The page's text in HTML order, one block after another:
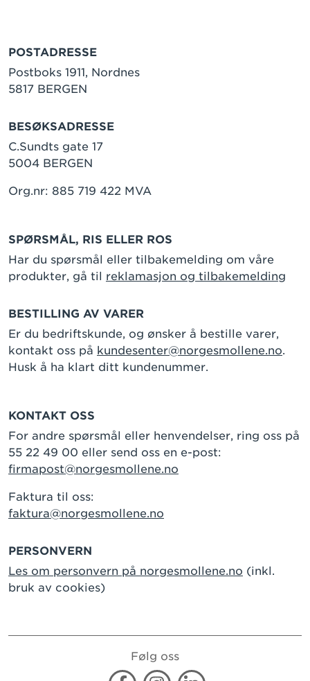
POSTADRESSE
Postboks 1911, Nordnes
5817 BERGEN
BESØKSADRESSE
C.Sundts gate 17
5004 BERGEN
Org.nr: 885 719 422 MVA
SPØRSMÅL, RIS ELLER ROS
Har du spørsmål eller tilbakemelding om våre
produkter, gå til reklamasjon og tilbakemelding
BESTILLING AV VARER
Er du bedriftskunde, og ønsker å bestille varer,
kontakt oss på kundesenter@norgesmollene.no.
Husk å ha klart ditt kundenummer.
KONTAKT OSS
For andre spørsmål eller henvendelser, ring oss på
55 22 49 00 eller send oss en e-post:
firmapost@norgesmollene.no
Faktura til oss:
faktura@norgesmollene.no
PERSONVERN
Les om personvern på norgesmollene.no (inkl.
bruk av cookies)
Følg oss